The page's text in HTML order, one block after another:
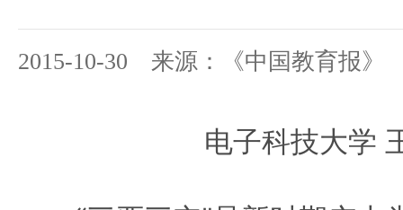
2015-10-30 来源：《中国教育报》
电子科技大学